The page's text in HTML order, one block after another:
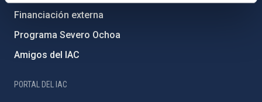
Financiación externa
Programa Severo Ochoa
Amigos del IAC
PORTAL DEL IAC